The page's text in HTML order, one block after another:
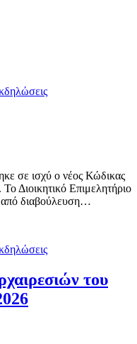
σε ισχύ ο νέος Κώδικας
Διοικητικό Επιμελητήριο
από διαβούλευση…
του